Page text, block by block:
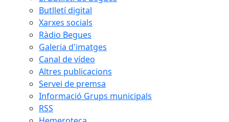
Butlletí digital
Xarxes socials
Ràdio Begues
Galeria d'imatges
Canal de vídeo
Altres publicacions
Servei de premsa
Informació Grups municipals
RSS